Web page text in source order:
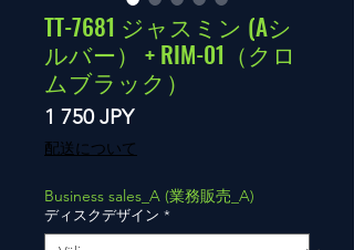
TT-7681 ジャスミン (Aシ
ルバー） + RIM-01（クロ
ムブラック）
1 750 JPYPris
配送について
Business sales_A (業務販売_A)
ディスクデザイン *